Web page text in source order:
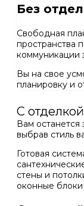
Без
Свободная
пространства
коммуникации
Вы на свое
планировку и
С
Вам
выбрав стиль
Готовая
стены и
оконные блоки